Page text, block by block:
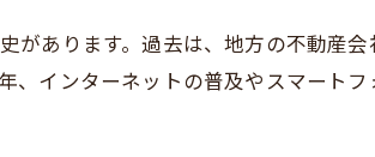
があります。過去は、地方の不動産
、インターネットの普及やスマート